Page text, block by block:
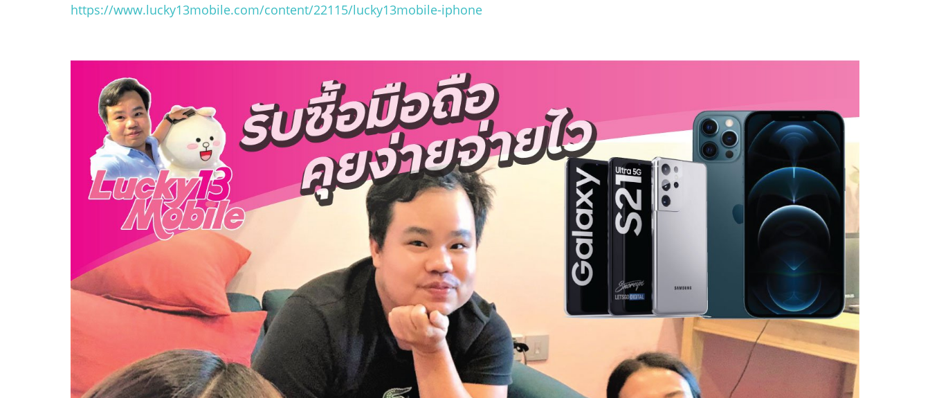
https://www.lucky13mobile.com/content/22115/lucky13mobile-iphone